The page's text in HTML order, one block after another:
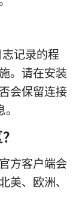
记录的程
。请在安装
会保留连接
方客户端会
美、欧洲、